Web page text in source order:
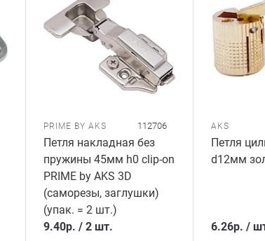
PRIME BY AKS 112706
Петля накладная без
пружины 45мм h0 clip-on
PRIME by AKS 3D
(саморезы, заглушки)
(упак. = 2 шт.)
9.40р. / 2 шт.
AKS
Петля
d12мм
6.26р. /